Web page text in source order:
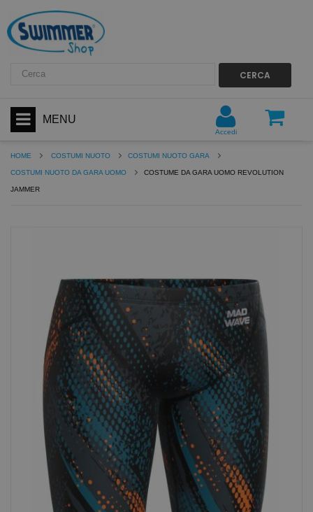
CERCA
MENU
Accedi
HOME COSTUMI NUOTO COSTUMI NUOTO GARA
COSTUMI NUOTO DA GARA UOMO COSTUME DA GARA UOMO REVOLUTION
JAMMER